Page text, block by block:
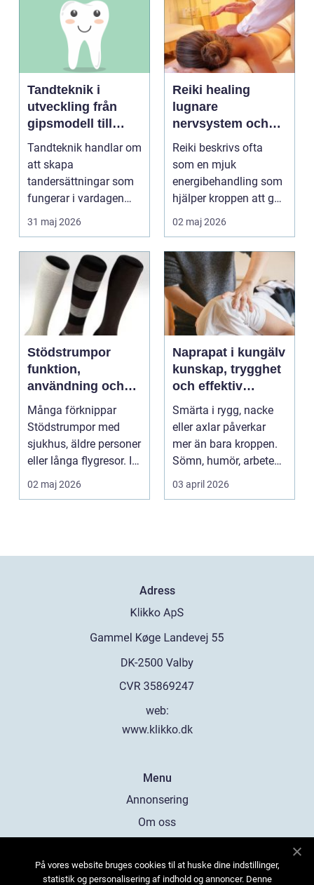
Tandteknik i
utveckling från
gipsmodell till
digitalt arbetsflöde
Tandteknik handlar om
att skapa
tandersättningar som
fungerar i vardagen
kronor, broar,
implantat, ...
31 maj 2026
Reiki healing
lugnare
nervsystem och
djupare
återhämtning
Reiki beskrivs ofta
som en mjuk
energibehandling som
hjälper kroppen att gå
från stressläge till
02 maj 2026
Stödstrumpor
funktion,
användning och
hur du väljer rätt
Många förknippar
Stödstrumpor med
sjukhus, äldre personer
eller långa flygresor. I
verkligheten är d...
02 maj 2026
Naprapat i kungälv
kunskap, trygghet
och effektiv
smärtlindring
Smärta i rygg, nacke
eller axlar påverkar
mer än bara kroppen.
Sömn, humör, arbete
och vardag blir l...
03 april 2026
Adress
web:
www.klikko.dk
Menu
Annonsering
Om oss
Kontakta oss
På vores website bruges cookies til at huske dine indstillinger,
statistik og personalisering af indhold og annoncer. Denne